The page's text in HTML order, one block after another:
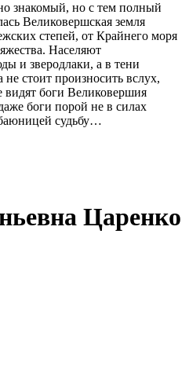
знакомый, но с тем полный
Великовершская земля
степей, от Крайнего моря
Населяют
и зверодлаки, а в тени
стоит произносить вслух,
видят боги Великовершия
боги порой не в силах
судьбу…
Царенко